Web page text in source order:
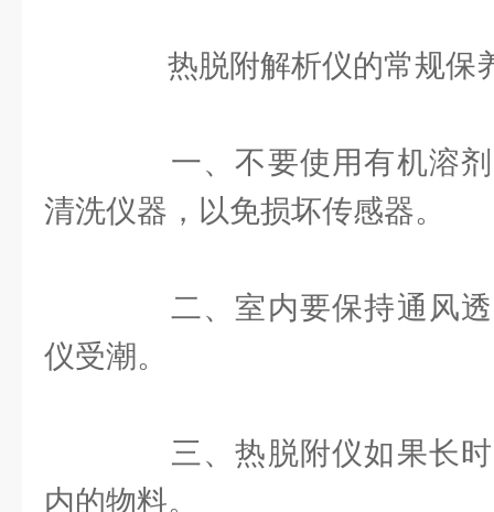
热脱附解析仪的常规保
一、不要使用有机溶剂
清洗仪器，以免损坏传感器。
二、室内要保持通风透
仪受潮。
三、热脱附仪如果长时
内的物料。